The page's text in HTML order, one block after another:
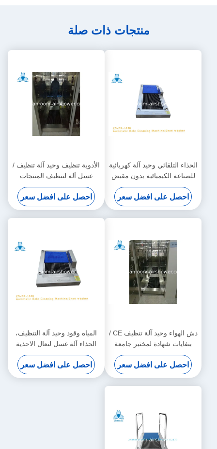
منتجات ذات صلة
الحذاء التلقائي وحيد آلة كهربائية
للصناعة الكيميائية بدون مقبض
احصل على افضل سعر
الأدوية تنظيف وحيد آلة تنظيف /
غسل آلة لتنظيف المنتجات
الصناعية
احصل على افضل سعر
دش الهواء وحيد آلة تنظيف CE /
بنفايات شهادة لمختبر جامعة
احصل على افضل سعر
المياه وقود وحيد آلة التنظيف،
الحذاء آلة غسل لنعال الاحذية
النظيفة
احصل على افضل سعر